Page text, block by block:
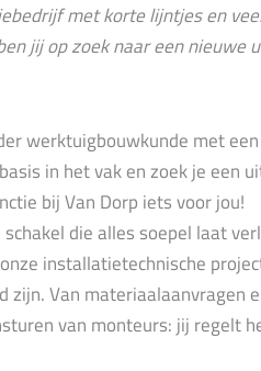
met korte lijntjes en
jij op zoek naar een nieuwe
werktuigbouwkunde met
in het vak en zoek je een
bij Van Dorp iets voor jou!
die alles soepel laat
installatietechnische
zijn. Van materiaalaanvragen
van monteurs: jij regelt